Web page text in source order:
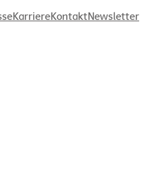
KarriereKontaktNewsletter